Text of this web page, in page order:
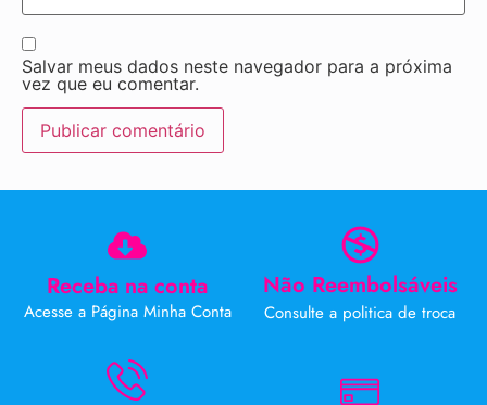
Salvar meus dados neste navegador para a próxima
vez que eu comentar.
Receba na conta
Acesse a Página Minha Conta
Não Reembolsáveis
Consulte a politica de troca